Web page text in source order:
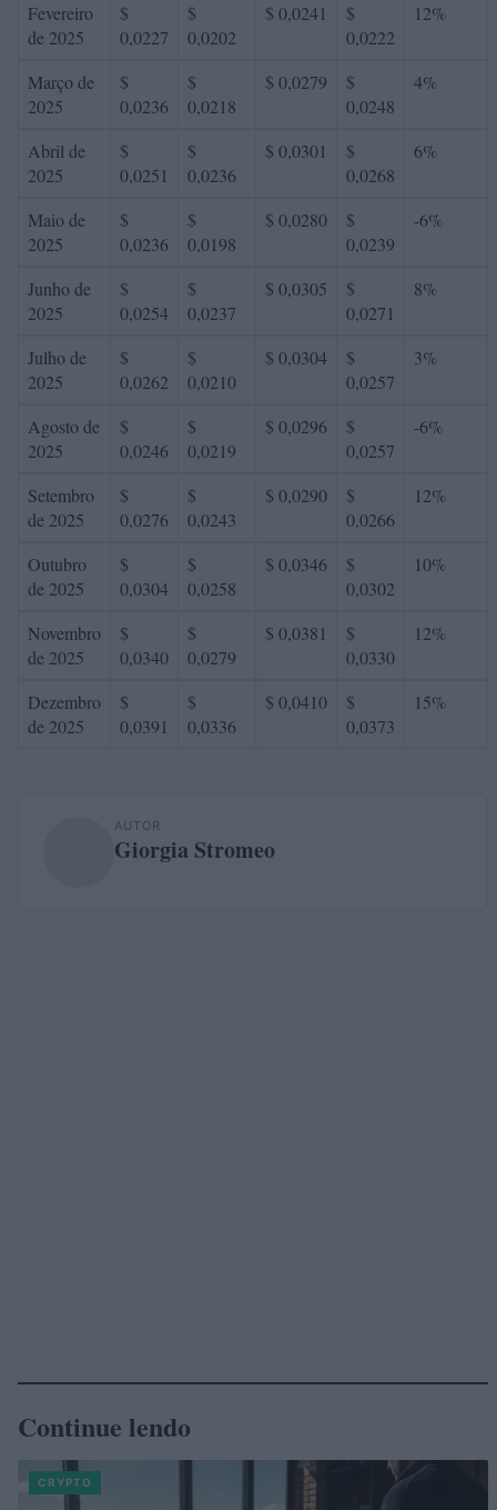
Fevereiro
de 2025
$
0,0227
$
0,0202
$ 0,0241
$
0,0222
12%
Março de
2025
$
0,0236
$
0,0218
$ 0,0279
$
0,0248
4%
Abril de
2025
$
0,0251
$
0,0236
$ 0,0301
$
0,0268
6%
Maio de
2025
$
0,0236
$
0,0198
$ 0,0280
$
0,0239
-6%
Junho de
2025
$
0,0254
$
0,0237
$ 0,0305
$
0,0271
8%
Julho de
2025
$
0,0262
$
0,0210
$ 0,0304
$
0,0257
3%
Agosto de
2025
$
0,0246
$
0,0219
$ 0,0296
$
0,0257
-6%
Setembro
de 2025
$
0,0276
$
0,0243
$ 0,0290
$
0,0266
12%
Outubro
de 2025
$
0,0304
$
0,0258
$ 0,0346
$
0,0302
10%
Novembro
de 2025
$
0,0340
$
0,0279
$ 0,0381
$
0,0330
12%
Dezembro
de 2025
$
0,0391
$
0,0336
$ 0,0410
$
0,0373
15%
AUTOR
Giorgia Stromeo
Continue lendo
CRYPTO